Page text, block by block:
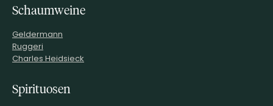
Schaumweine
Geldermann
Ruggeri
Charles Heidsieck
Spirituosen